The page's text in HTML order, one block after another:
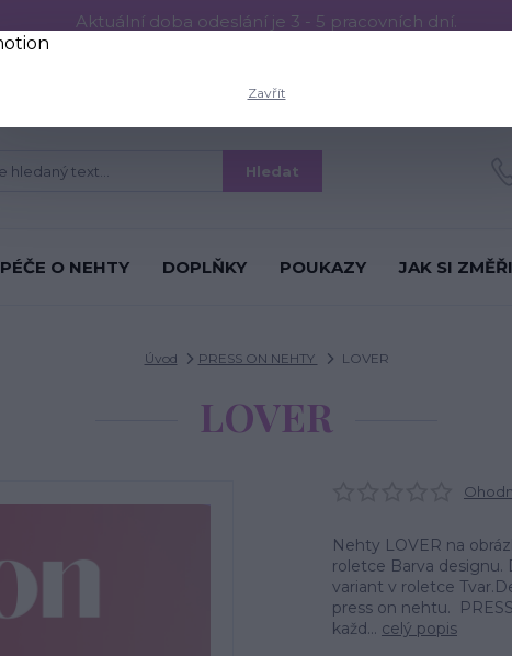
Aktuální doba odeslání je 3 - 5 pracovních dní.
Hledat
PÉČE O NEHTY DOPLŇKY POUKAZY JAK SI
Úvod PRESS ON NEHTY LOVER
LOVER
Nehty LOVER na
roletce Barva designu.
variant v roletce
press on nehtu.
každ... celý popis
Zavřít